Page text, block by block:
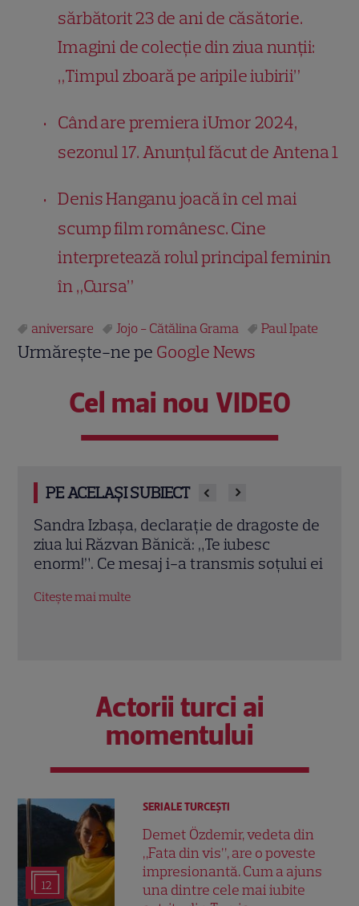
sărbătorit 23 de ani de căsătorie.
Imagini de colecție din ziua nunții:
„Timpul zboară pe aripile iubirii”
Când are premiera iUmor 2024,
sezonul 17. Anunțul făcut de Antena 1
Denis Hanganu joacă în cel mai
scump film românesc. Cine
interpretează rolul principal feminin
în „Cursa”
aniversare Jojo - Cătălina Grama Paul Ipate
Urmărește-ne pe Google News
Cel mai nou VIDEO
PE ACELAȘI SUBIECT
Ela Crăciun, mesaj plin de emoție pentru
fiul ei care a împlinit 20 de ani: „Te iubesc
enorm”. Ce întrebări o macină pe vedetă
Actorii turci ai
momentului
12
SERIALE TURCEŞTI
Demet Özdemir, vedeta din
„Fata din vis”, are o poveste
impresionantă. Cum a ajuns
una dintre cele mai iubite